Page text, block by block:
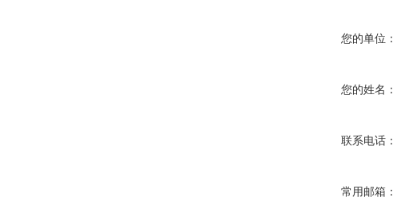
您的单位：
您的姓名：
联系电话：
常用邮箱：